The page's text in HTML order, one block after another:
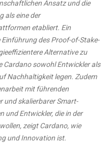
Ansatz und die
als eine der
etabliert. Ein
des Proof-of-Stake-
Alternative zu
Cardano sowohl Entwickler als
Nachhaltigkeit legen. Zudem
mit führenden
und skalierbarer Smart-
und Entwickler, die in der
zeigt Cardano, wie
und Innovation ist.